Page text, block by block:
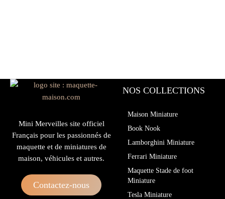
Mini Merveilles site officiel
Français pour les passionnés de
maquette et de miniatures de
maison, véhicules et autres.
Contactez-nous
NOS COLLECTIONS
Maison Miniature
Book Nook
Lamborghini Miniature
Ferrari Miniature
Maquette Stade de foot
Miniature
Tesla Miniature